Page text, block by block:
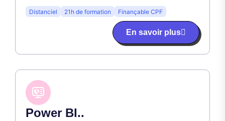
Distanciel 21h de formation Finançable CPF
En savoir plus
Power BI..